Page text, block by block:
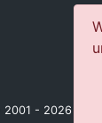
- 2026 jazz-